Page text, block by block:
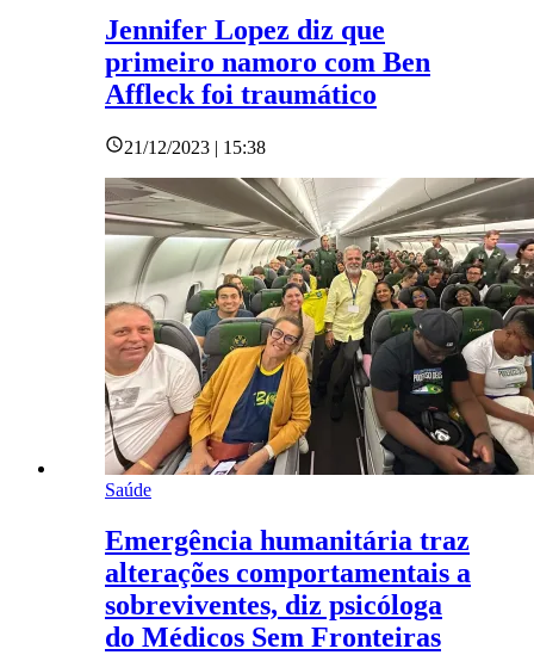
Jennifer Lopez diz que
primeiro namoro com Ben
Affleck foi traumático
21/12/2023 | 15:38
Saúde
Emergência humanitária traz
alterações comportamentais a
sobreviventes, diz psicóloga
do Médicos Sem Fronteiras